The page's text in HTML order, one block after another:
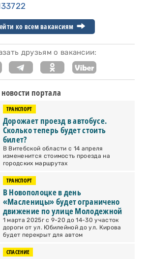
ко всем вакансиям
друзьям о вакансии:
портала
ТРАНСПОРТ
Дорожает проезд в автобусе.
Сколько теперь будет стоить
билет?
В Витебской области с 14 апреля
измененится стоимость проезда на
городских маршрутах
ТРАНСПОРТ
В Новополоцке в день
«Масленицы» будет ограничено
движение по улице Молодежной
1 марта 2025г с 9-20 до 14-30 участок
дороги от ул. Юбилейной до ул. Кирова
будет перекрыт для автом
СПАСЕНИЕ